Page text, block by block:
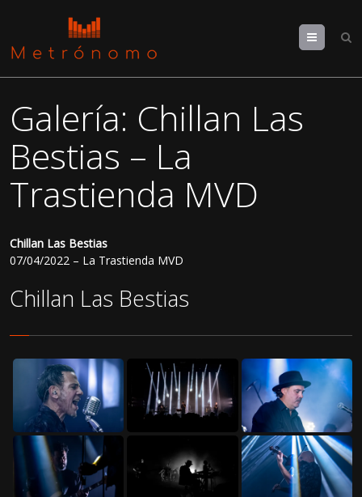
Menu
Galería: Chillan Las
Bestias – La
Trastienda MVD
Chillan Las Bestias
07/04/2022 – La Trastienda MVD
Chillan Las Bestias